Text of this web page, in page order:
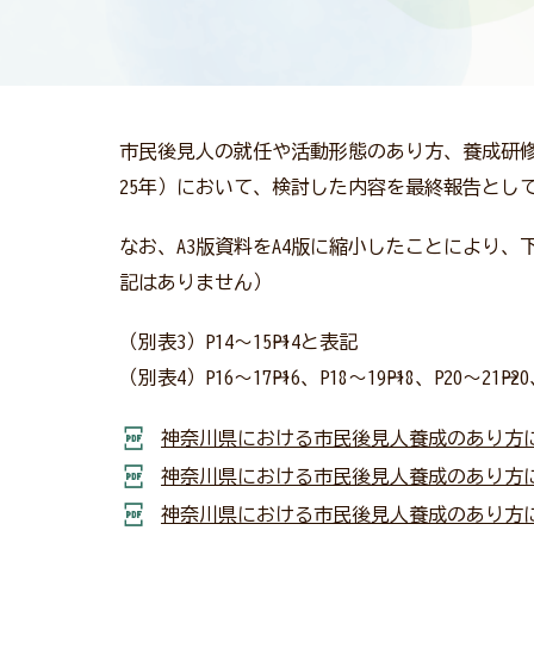
市民後見人の就任や活動形態のあり方、養成研
25年）において、検討した内容を最終報告とし
なお、A3版資料をA4版に縮小したことにより
記はありません）
（別表3）P14～15→P14と表記
（別表4）P16～17→P16、P18～19→P18、P20～
神奈川県における市民後見人養成のあり方
神奈川県における市民後見人養成のあり方
神奈川県における市民後見人養成のあり方